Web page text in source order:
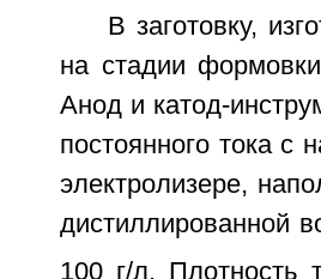
В заготовку,
на стадии
Анод и катод-
постоянного тока с
электролизере,
дистиллированной
100 г/л. Плотность